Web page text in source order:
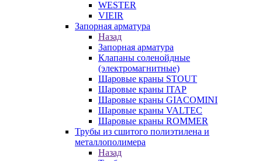
WESTER
VIEIR
Запорная арматура
Назад
Запорная арматура
Клапаны соленойдные
(электромагнитные)
Шаровые краны STOUT
Шаровые краны ITAP
Шаровые краны GIACOMINI
Шаровые краны VALTEC
Шаровые краны ROMMER
Трубы из сшитого полиэтилена и
металлополимера
Назад